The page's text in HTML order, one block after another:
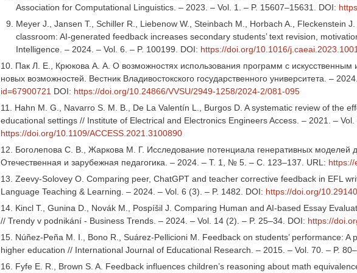
Association for Computational Linguistics. – 2023. – Vol. 1. – P. 15607–15631. DOI:
Meyer J., Jansen T., Schiller R., Liebenow W., Steinbach M., Horbach A., Fleckenstein
classroom: AI-generated feedback increases secondary students’ text revision,
Intelligence. – 2024. – Vol. 6. – P. 100199. DOI: https://doi.org/10.1016/
10. Пак Л. Е., Крюкова А. А. О возможностях использования программ с искусственным
новых возможностей. Вестник Владивостокского государственного университета. –
id=67900721 DOI: https://doi.org/10.24866/VVSU/2949-1258/2024-2/081-095
11. Hahn M. G., Navarro S. M. B., De La Valentín L., Burgos D. A systematic review of the
educational settings // Institute of Electrical and Electronics Engineers Access. – 2021. –
https://doi.org/10.1109/ACCESS.2021.3100890
12. Боголепова С. В., Жаркова М. Г. Исследование потенциала генеративных моделей
Отечественная и зарубежная педагогика. – 2024. – Т. 1, № 5. – С. 123–137. URL: https://
13. Zeevy-Solovey O. Comparing peer, ChatGPT and teacher corrective feedback in EFL
Language Teaching & Learning. – 2024. – Vol. 6 (3). – P. 1482. DOI: https://doi.org/
14. Kincl T., Gunina D., Novák M., Pospíšil J. Comparing Human and AI-based Essay
// Trendy v podnikání - Business Trends. – 2024. – Vol. 14 (2). – P. 25–34. DOI: https://
15. Núñez-Peña M. I., Bono R., Suárez-Pellicioni M. Feedback on students’ performance:
higher education // International Journal of Educational Research. – 2015. – Vol. 70. – P.
16. Fyfe E. R., Brown S. A. Feedback influences children’s reasoning about math